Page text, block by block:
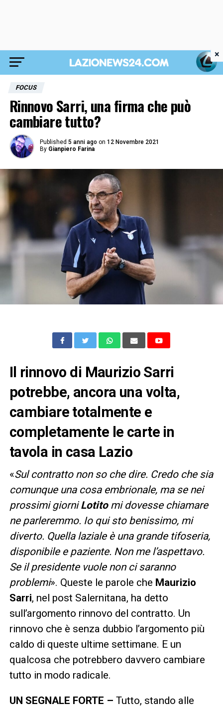
FOCUS
Rinnovo Sarri, una firma che può
cambiare tutto?
Published 5 anni ago on 12 Novembre 2021
By Gianpiero Farina
Il rinnovo di Maurizio Sarri
potrebbe, ancora una volta,
cambiare totalmente e
completamente le carte in
tavola in casa Lazio
«Sul contratto non so che dire. Credo che sia
comunque una cosa embrionale, ma se nei
prossimi giorniLotitomi dovesse chiamare
ne parleremmo. Io qui sto benissimo, mi
diverto. Quella laziale è una grande tifoseria,
disponibile e paziente. Non me l’aspettavo.
Se il presidente vuole non ci saranno
problemi». Queste le parole che Maurizio
Sarri, nel post Salernitana, ha detto
sull’argomento rinnovo del contratto. Un
rinnovo che è senza dubbio l’argomento più
caldo di queste ultime settimane. E un
qualcosa che potrebbero davvero cambiare
tutto in modo radicale.
UN SEGNALE FORTE – Tutto, stando alle
×